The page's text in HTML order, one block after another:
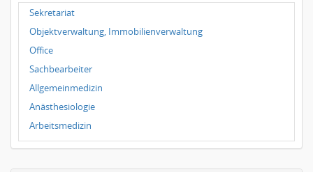
Hallbergmoos
Würzburg
Grünwald
Ulm
Bielefeld
Hannover
Sekretariat
Objektverwaltung, Immobilienverwaltung
Office
Sachbearbeiter
Allgemeinmedizin
Anästhesiologie
Arbeitsmedizin
Augenheilkunde